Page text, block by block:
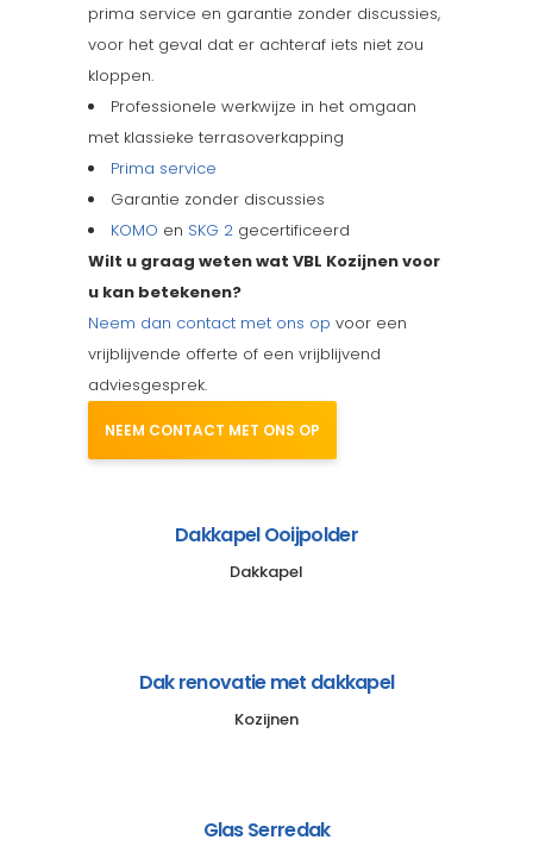
prima service en garantie zonder discussies,
voor het geval dat er achteraf iets niet zou
kloppen.
Professionele werkwijze in het omgaan
met klassieke terrasoverkapping
Prima service
Garantie zonder discussies
KOMO en SKG 2 gecertificeerd
Wilt u graag weten wat VBL Kozijnen voor
u kan betekenen?
Neem dan contact met ons op voor een
vrijblijvende offerte of een vrijblijvend
adviesgesprek.
NEEM CONTACT MET ONS OP
Dakkapel Ooijpolder
Dakkapel
Dak renovatie met dakkapel
Kozijnen
Glas Serredak